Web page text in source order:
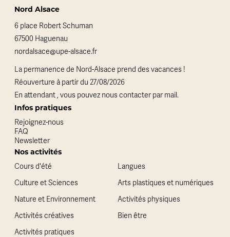
Nord Alsace
6 place Robert Schuman
67500 Haguenau
nordalsace@upe-alsace.fr
La permanence de Nord-Alsace prend des vacances !
Réouverture à partir du 27/08/2026
En attendant , vous pouvez nous contacter par mail.
Infos pratiques
Rejoignez-nous
FAQ
Newsletter
Nos activités
Cours d'été
Langues
Culture et Sciences
Arts plastiques et numériques
Nature et Environnement
Activités physiques
Activités créatives
Bien être
Activités pratiques